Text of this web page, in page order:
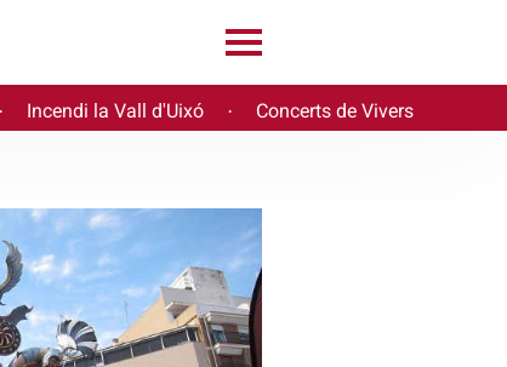
· Incendi la Vall d'Uixó · Concerts de Vivers